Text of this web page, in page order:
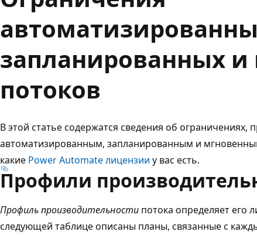
запланированных
потоков
В этой статье содержатся сведения об ограничениях,
автоматизированным, запланированным и
какие Power Automate лицензии у вас есть.
Профили
Профиль производительности потока определяет его
следующей таблице описаны планы, связанные с